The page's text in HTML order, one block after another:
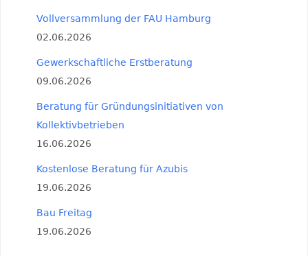
Vollversammlung der FAU Hamburg
02.06.2026
Gewerkschaftliche Erstberatung
09.06.2026
Beratung für Gründungsinitiativen von
Kollektivbetrieben
16.06.2026
Kostenlose Beratung für Azubis
19.06.2026
Bau Freitag
19.06.2026